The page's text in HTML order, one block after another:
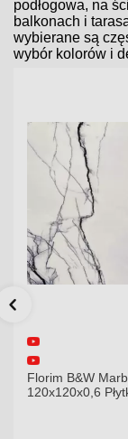
podłogowa, na
balkonach i
wybierane są
wybór kolorów i
Florim B&W
120x120x0,6